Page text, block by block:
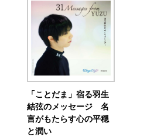
「ことだま」宿る羽生
結弦のメッセージ 名
言がもたらす心の平穏
と潤い